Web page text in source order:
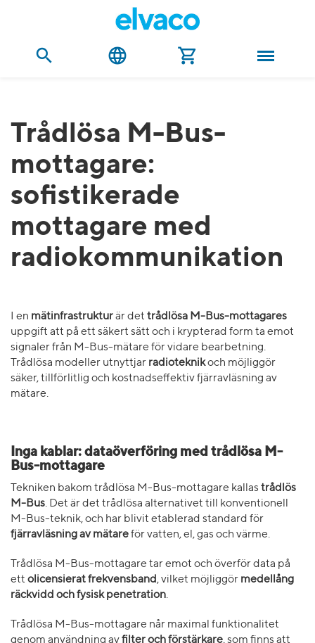
Trådlösa M-Bus-
mottagare:
sofistikerade
mottagare med
radiokommunikation
I en mätinfrastrukturär det trådlösa M-Bus-mottagares
uppgift att på ett säkert sätt och i krypterad form ta emot
signaler från M-Bus-mätare för vidare bearbetning.
Trådlösa modeller utnyttjar radioteknikoch möjliggör
säker, tillförlitlig och kostnadseffektiv fjärravläsning av
mätare.
Inga kablar: dataöverföring med trådlösa M-
Bus-mottagare
Tekniken bakom trådlösa M-Bus-mottagare kallas trådlös
M-Bus. Det är det trådlösa alternativet till konventionell
M-Bus-teknik, och har blivit etablerad standard för
fjärravläsning av mätareför vatten, el, gas och värme.
Trådlösa M-Bus-mottagare tar emot och överför data på
ett olicensierat frekvensband, vilket möjliggör medellång
räckvidd och fysisk penetration.
Trådlösa M-Bus-mottagare når maximal funktionalitet
genom användning avfilter och förstärkare, som finns att